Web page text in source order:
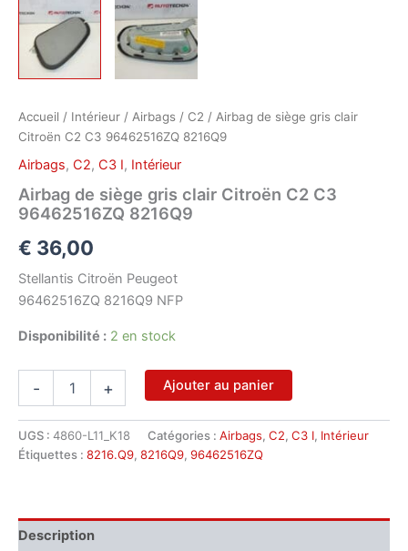
Accueil / Intérieur / Airbags / C2 / Airbag de siège gris clair
Citroën C2 C3 96462516ZQ 8216Q9
Airbags, C2, C3 I, Intérieur
Airbag de siège gris clair Citroën C2 C3
96462516ZQ 8216Q9
€ 36,00
Stellantis Citroën Peugeot
96462516ZQ 8216Q9 NFP
Disponibilité : 2 en stock
-
de
siège
C2
C3
+ Ajouter au panier
UGS : 4860-L11_K18 Catégories : Airbags, C2, C3 I, Intérieur
Étiquettes : 8216.Q9, 8216Q9, 96462516ZQ
Description